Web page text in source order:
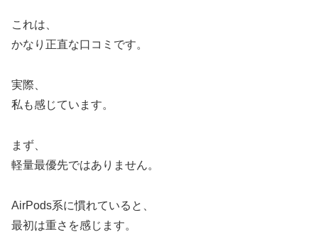
これは、
かなり正直な口コミです。
実際、
私も感じています。
まず、
軽量最優先ではありません。
AirPods系に慣れていると、
最初は重さを感じます。